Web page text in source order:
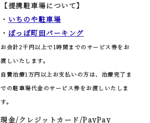
【提携駐車場について】
・ いちのや駐車場
・ ぽっぽ町田パーキング
お会計2千円以上で1時間までのサービス券をお
渡しいたします。
自費治療1万円以上お支払いの方は、治療完了ま
での駐車場代金のサービス券をお渡しいたしま
す。
現金/クレジットカード/PayPay